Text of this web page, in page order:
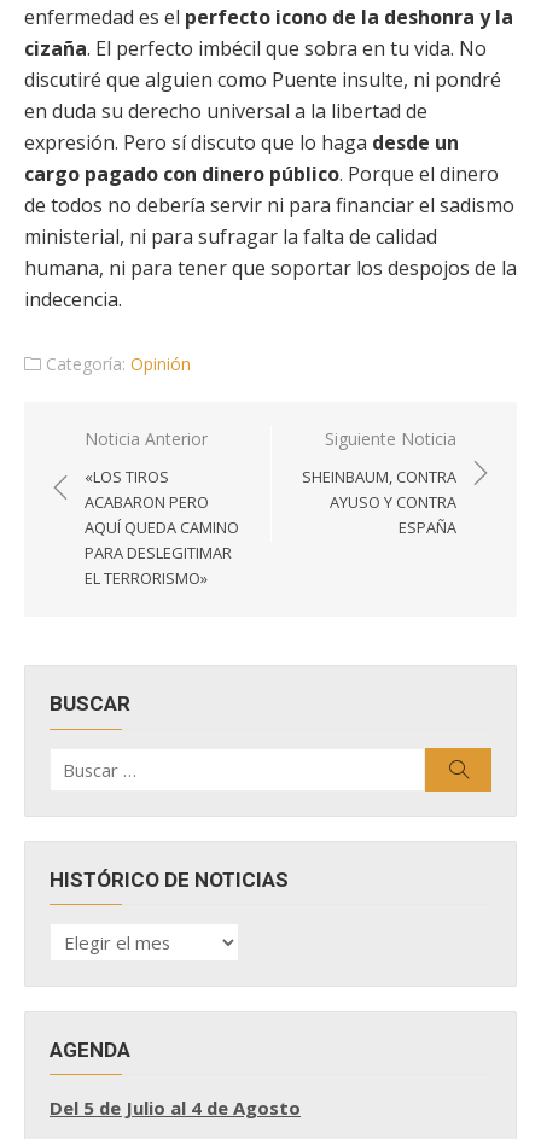
enfermedad es el perfecto icono de la deshonra y la
cizaña. El perfecto imbécil que sobra en tu vida. No
discutiré que alguien como Puente insulte, ni pondré
en duda su derecho universal a la libertad de
expresión. Pero sí discuto que lo haga desde un
cargo pagado con dinero público. Porque el dinero
de todos no debería servir ni para financiar el sadismo
ministerial, ni para sufragar la falta de calidad
humana, ni para tener que soportar los despojos de la
indecencia.
Categoría: Opinión
Navegación
de
entradas
Noticia Anterior
«LOS TIROS
ACABARON PERO
AQUÍ QUEDA CAMINO
PARA DESLEGITIMAR
EL TERRORISMO»
Siguiente Noticia
SHEINBAUM, CONTRA
AYUSO Y CONTRA
ESPAÑA
BUSCAR
por:
HISTÓRICO DE NOTICIAS
HISTÓRICO
DE
AGENDA
Del 5 de Julio al 4 de Agosto